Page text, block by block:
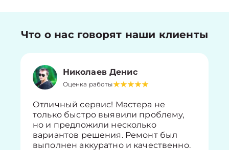
Что о нас говорят наши клиенты
Николаев Денис
Оценка работы
Отличный сервис! Мастера не
только быстро выявили проблему,
но и предложили несколько
вариантов решения. Ремонт был
выполнен аккуратно и качественно.